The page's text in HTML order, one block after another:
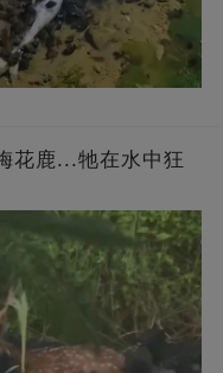
花鹿...牠在水中狂